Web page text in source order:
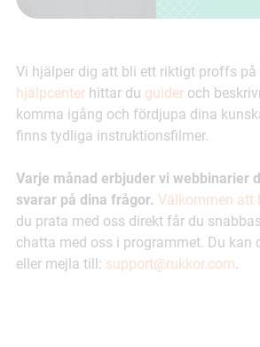
Vi hjälper dig att bli ett riktigt proffs på
hjälpcenterhittar du guideroch
komma igång och fördjupa dina
finns tydliga instruktionsfilmer.
Varje månad erbjuder vi webbinarier
svarar på dina frågor. Välkommen att
du prata med oss direkt får du
chatta med oss i programmet. Du kan
eller mejla till: support@rukkor.com